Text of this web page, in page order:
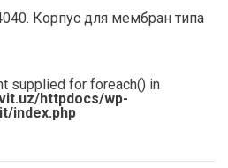
Корпус для мембран типа
supplied for foreach() in
httpdocs/wp-
index.php